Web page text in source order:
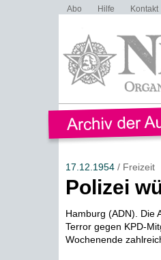
Abo Hilfe Kontakt
17.12.1954/ Freizeit
Polizei
Hamburg (ADN). Die
Terror gegen KPD-
Wochenende